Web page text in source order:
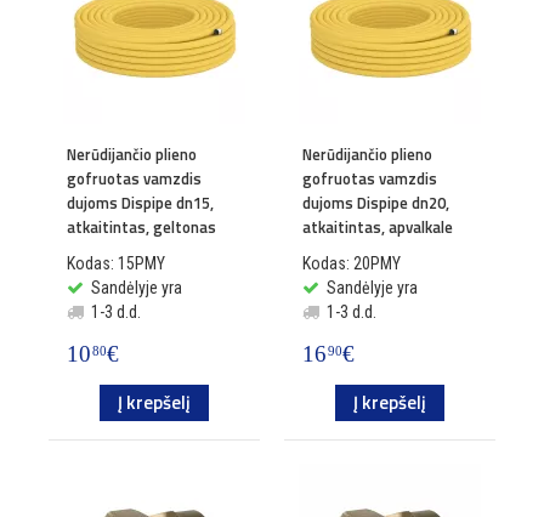
Nerūdijančio plieno
gofruotas vamzdis
dujoms Dispipe dn15,
atkaitintas, geltonas
Kodas: 15PMY
Sandėlyje yra
1-3 d.d.
1080€
Į krepšelį
Nerūdijančio plieno
gofruotas vamzdis
dujoms Dispipe dn20,
atkaitintas, apvalkale
Kodas: 20PMY
Sandėlyje yra
1-3 d.d.
1690€
Į krepšelį